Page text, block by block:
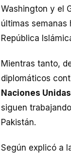
Washington y el
últimas semanas
República
Mientras tanto,
diplomáticos
Naciones
siguen
Pakistán.
Según explicó a